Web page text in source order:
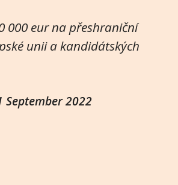
000 eur na přeshraniční
unii a kandidátských
September 2022